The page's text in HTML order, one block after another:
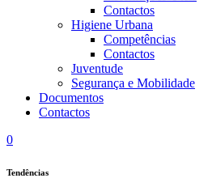
Contactos
Higiene Urbana
Competências
Contactos
Juventude
Segurança e Mobilidade
Documentos
Contactos
0
Tendências